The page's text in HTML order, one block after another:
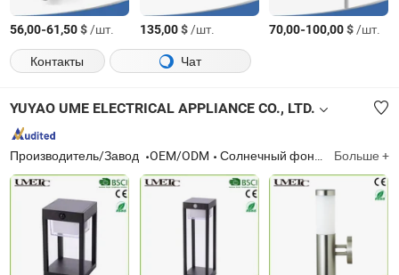
56,00-61,50$/шт. 135,00$/шт. 70,00-100,00$/шт.
Контакты
Чат
YUYAO UME ELECTRICAL APPLIANCE CO., LTD.
Производитель/Завод OEM/ODM Солнечный фонарь, солнечный свет, светодиодный свет Больше +